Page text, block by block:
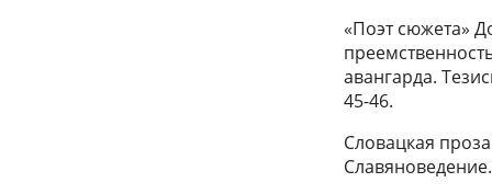
«Поэт сюжета»
авангарда.
45-46.
Словацкая